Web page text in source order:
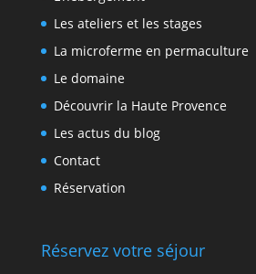
Les ateliers et les stages
La microferme en permaculture
Le domaine
Découvrir la Haute Provence
Les actus du blog
Contact
Réservation
Réservez votre séjour